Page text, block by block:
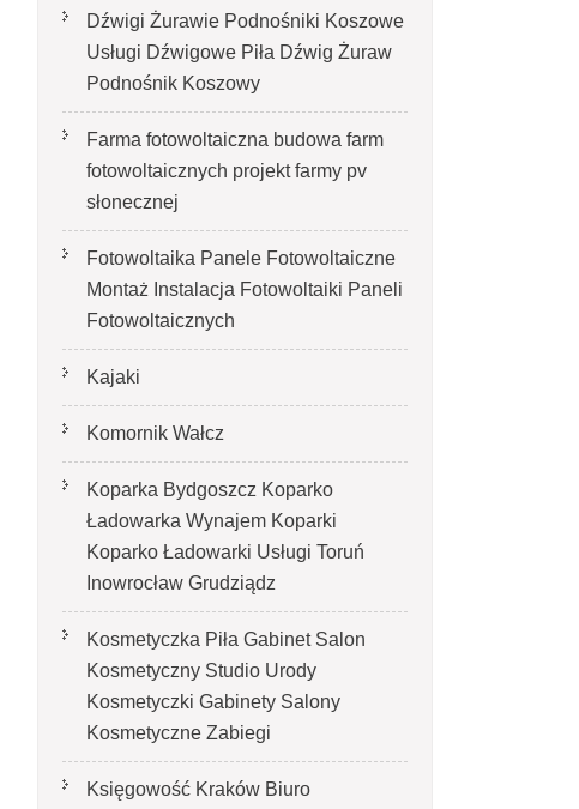
Dźwigi Żurawie Podnośniki Koszowe
Usługi Dźwigowe Piła Dźwig Żuraw
Podnośnik Koszowy
Farma fotowoltaiczna budowa farm
fotowoltaicznych projekt farmy pv
słonecznej
Fotowoltaika Panele Fotowoltaiczne
Montaż Instalacja Fotowoltaiki Paneli
Fotowoltaicznych
Kajaki
Komornik Wałcz
Koparka Bydgoszcz Koparko
Ładowarka Wynajem Koparki
Koparko Ładowarki Usługi Toruń
Inowrocław Grudziądz
Kosmetyczka Piła Gabinet Salon
Kosmetyczny Studio Urody
Kosmetyczki Gabinety Salony
Kosmetyczne Zabiegi
Księgowość Kraków Biuro